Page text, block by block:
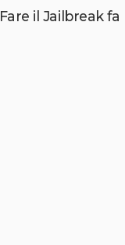
Fare il Jailbreak